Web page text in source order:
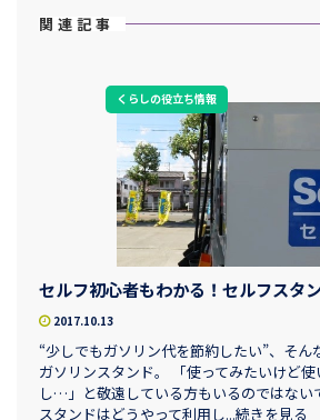
関連記事
くらしの役立ち情報
2017.10.13
“少しでもガソリン代を節約したい”、そん
ガソリンスタンド。 「使ってみたいけど
し…」と敬遠している方もいるのではない
スタンドはどうやって利用し...続きを見る